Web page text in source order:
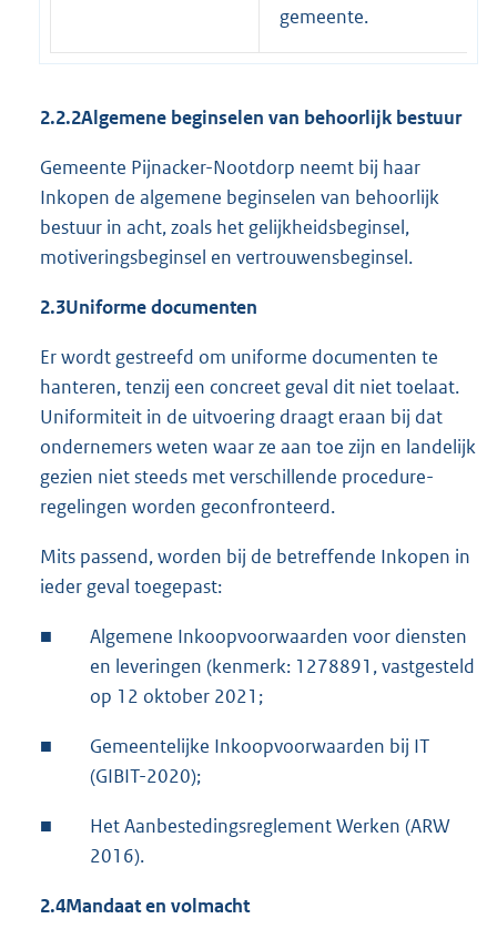
gemeente.
2.2.2Algemene beginselen van behoorlijk bestuur
Gemeente Pijnacker-Nootdorp neemt bij haar
Inkopen de algemene beginselen van behoorlijk
bestuur in acht, zoals het gelijkheidsbeginsel,
motiveringsbeginsel en vertrouwensbeginsel.
2.3Uniforme documenten
Er wordt gestreefd om uniforme documenten te
hanteren, tenzij een concreet geval dit niet toelaat.
Uniformiteit in de uitvoering draagt eraan bij dat
ondernemers weten waar ze aan toe zijn en landelijk
gezien niet steeds met verschillende procedure-
regelingen worden geconfronteerd.
Mits passend, worden bij de betreffende Inkopen in
ieder geval toegepast:
■
Algemene Inkoopvoorwaarden voor diensten
en leveringen (kenmerk: 1278891, vastgesteld
op 12 oktober 2021;
■
Gemeentelijke Inkoopvoorwaarden bij IT
(GIBIT-2020);
■
Het Aanbestedingsreglement Werken (ARW
2016).
2.4Mandaat en volmacht